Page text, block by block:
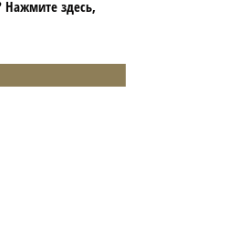
Нажмите здесь,